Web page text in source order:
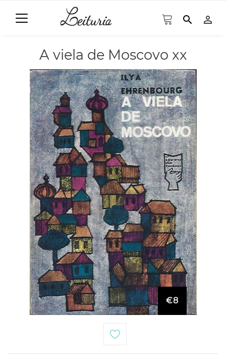
search person_outline
A viela de Moscovo xx
€8